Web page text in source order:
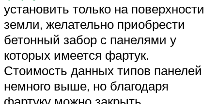
установить только на поверхности
земли, желательно приобрести
бетонный забор с панелями у
которых имеется фартук.
Стоимость данных типов панелей
немного выше, но благодаря